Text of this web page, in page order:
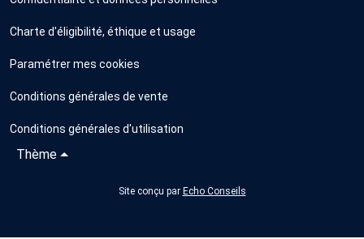
Charte d'éligibilité, éthique et usage
Paramétrer mes cookies
Conditions générales de vente
Conditions générales d'utilisation
Thème
Site conçu par Echo Conseils